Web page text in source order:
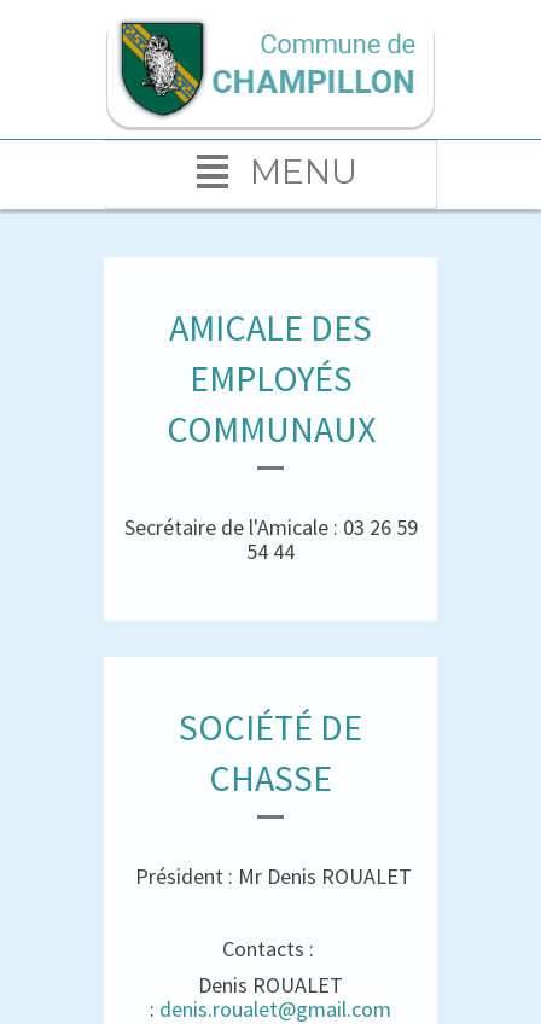
MENU
AMICALE DES
EMPLOYÉS
COMMUNAUX
Secrétaire de l'Amicale : 03 26 59
54 44
SOCIÉTÉ DE
CHASSE
Président : Mr Denis ROUALET
Contacts :
Denis ROUALET
: denis.roualet@gmail.com